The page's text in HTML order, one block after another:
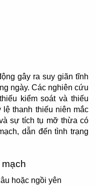
gây ra suy giãn tĩnh
ngày. Các nghiên cứu
kiểm soát và thiếu
lệ thanh thiếu niên mắc
sự tích tụ mỡ thừa có
dẫn đến tình trạng
hoặc ngồi yên